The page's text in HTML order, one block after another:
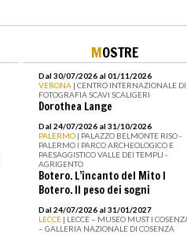
MOSTRE
Dal 30/07/2026 al 01/11/2026
VERONA | CENTRO INTERNAZIONALE DI
FOTOGRAFIA SCAVI SCALIGERI
Dorothea Lange
Dal 24/07/2026 al 31/10/2026
PALERMO | PALAZZO BELMONTE RISO -
PALERMO I PARCO ARCHEOLOGICO E
PAESAGGISTICO VALLE DEI TEMPLI -
AGRIGENTO
Botero. L’incanto del Mito I
Botero. Il peso dei sogni
Dal 24/07/2026 al 31/01/2027
LECCE | LECCE – MUSEO MUST I
– GALLERIA NAZIONALE DI COSENZA